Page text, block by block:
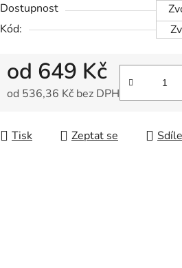
Dostupnost
Kód:
od 649 Kč
od 536,36 Kč bez DPH
Tisk Zeptat se